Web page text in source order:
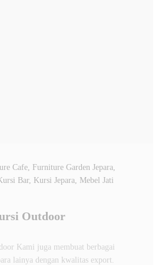
Cafe, Furniture Garden Jepara,
Bar, Kursi Jepara, Mebel Jati
Outdoor
Kami juga membuat berbagai
lainya dengan kwalitas export.